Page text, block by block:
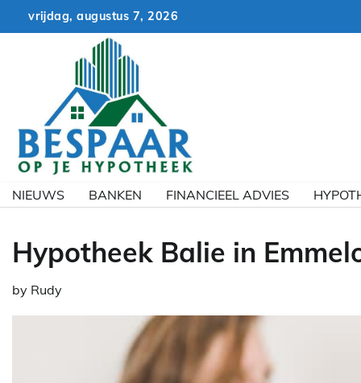
vrijdag, augustus 7, 2026
NIEUWS BANKEN FINANCIEEL ADVIES
Hypotheek Balie in
by Rudy